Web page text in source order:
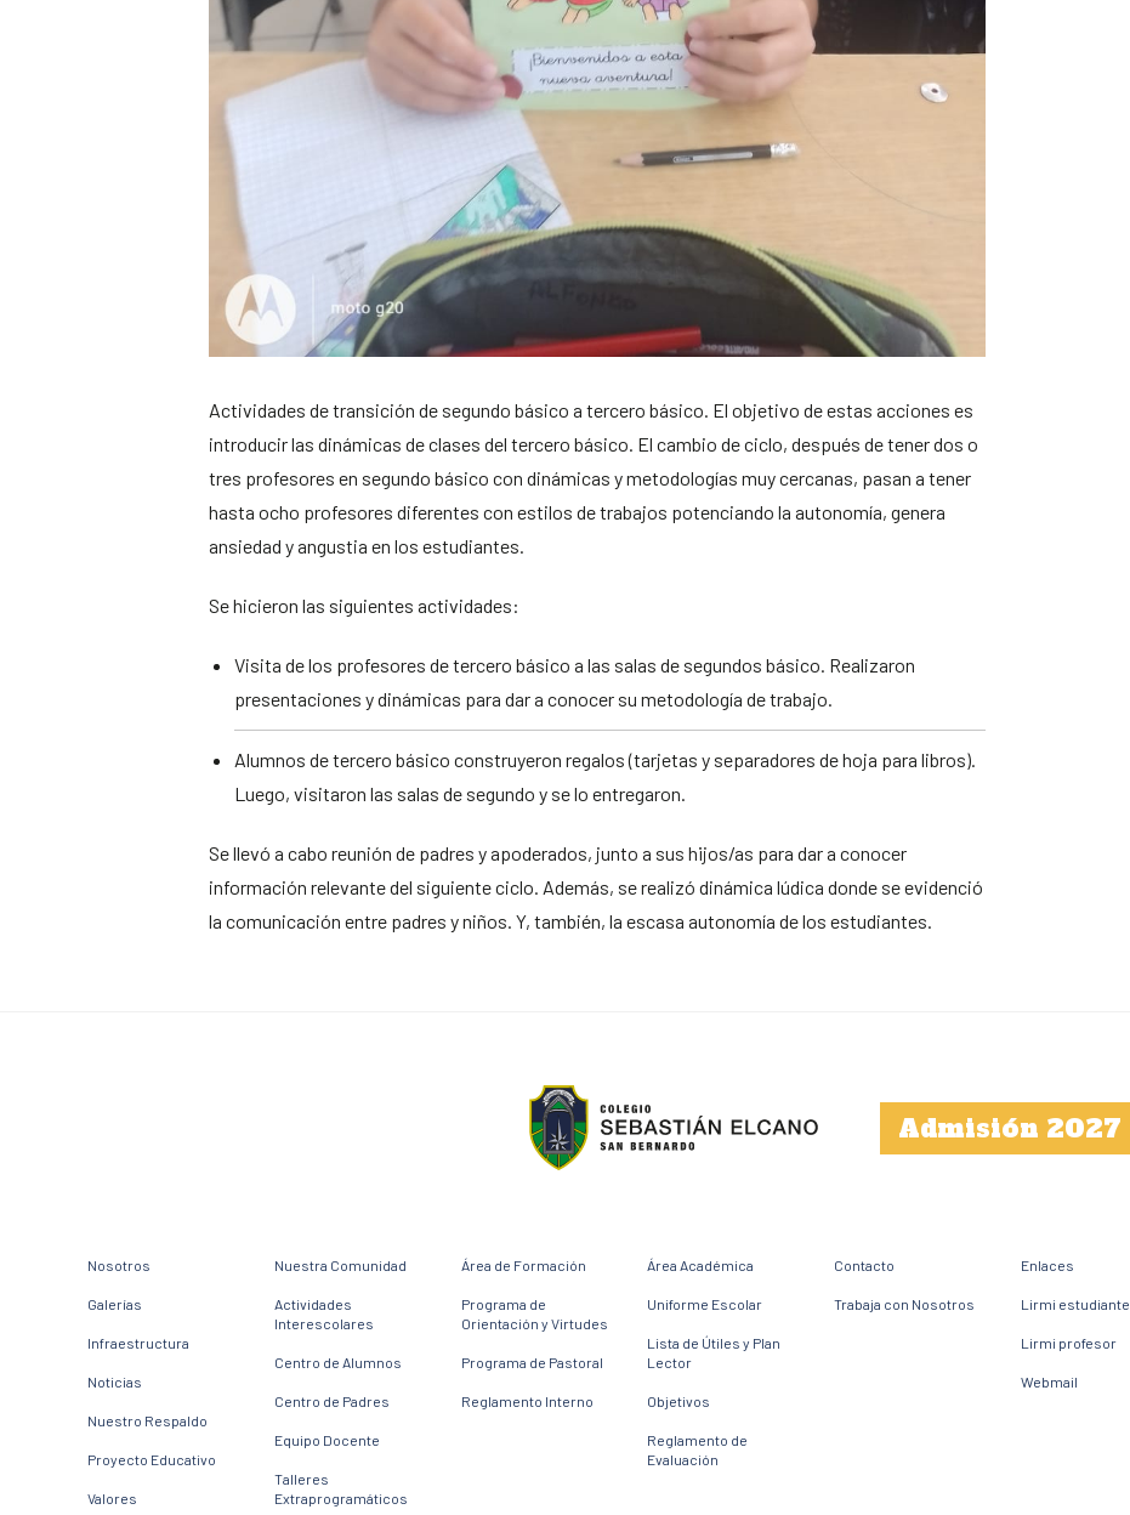
Actividades de transición de segundo básico a tercero básico. El objetivo de estas acciones es
introducir las dinámicas de clases del tercero básico. El cambio de ciclo, después de tener dos o
tres profesores en segundo básico con dinámicas y metodologías muy cercanas, pasan a tener
hasta ocho profesores diferentes con estilos de trabajos potenciando la autonomía, genera
ansiedad y angustia en los estudiantes.
Se hicieron las siguientes actividades:
Visita de los profesores de tercero básico a las salas de segundos básico. Realizaron
presentaciones y dinámicas para dar a conocer su metodología de trabajo.
Alumnos de tercero básico construyeron regalos (tarjetas y separadores de hoja para libros).
Luego, visitaron las salas de segundo y se lo entregaron.
Se llevó a cabo reunión de padres y apoderados, junto a sus hijos/as para dar a conocer
información relevante del siguiente ciclo. Además, se realizó dinámica lúdica donde se evidenció
la comunicación entre padres y niños. Y, también, la escasa autonomía de los estudiantes.
Admisión 2027
Nosotros
Galerías
Infraestructura
Noticias
Nuestro Respaldo
Proyecto Educativo
Valores
Nuestra Comunidad
Actividades
Interescolares
Centro de Alumnos
Centro de Padres
Equipo Docente
Talleres
Extraprogramáticos
Área de Formación
Programa de
Orientación y Virtudes
Programa de Pastoral
Reglamento Interno
Área Académica
Uniforme Escolar
Lista de Útiles y Plan
Lector
Objetivos
Reglamento de
Evaluación
Contacto
Trabaja con Nosotros
Enlaces
Lirmi estudiante
Lirmi profesor
Webmail